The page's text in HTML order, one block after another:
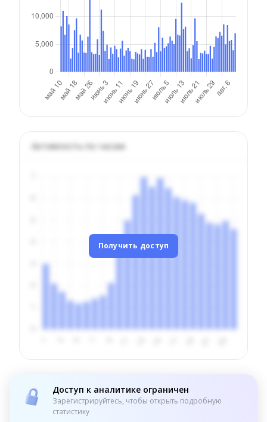
Активность по часам
Получить доступ
Доступ к аналитике ограничен
Зарегистрируйтесь, чтобы открыть подробную
статистику